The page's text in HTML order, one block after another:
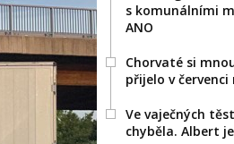
s komunálními
ANO
Chorvaté si
přijelo v
Ve vaječných
chyběla. Albert